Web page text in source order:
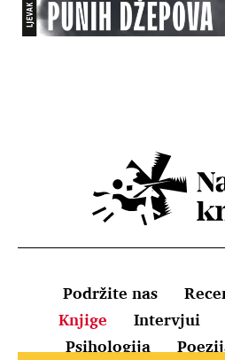
Podržite nas
Knjige
Intervjui
Psihologija